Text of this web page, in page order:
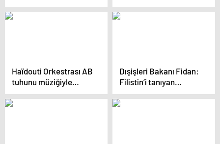
Gazete kararları)
Anadolu’ya taşıdı
Haïdouti Orkestrası AB
tuhunu müziğiyle
Anadolu’ya taşıdı
Dışişleri Bakanı Fidan:
Filistin’i tanıyan
ülkelerin artması İsrail’i
yalnızlaştırıyor